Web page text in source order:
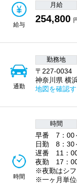
給与
月給
254,800
通勤
勤務地
〒227-0034
神奈川県 横
地図を確認
時間
時間
早番 7：00
日勤 8：30
遅番 11：00
夜勤 17：00
※夜勤はシフ
※一ヶ月単位